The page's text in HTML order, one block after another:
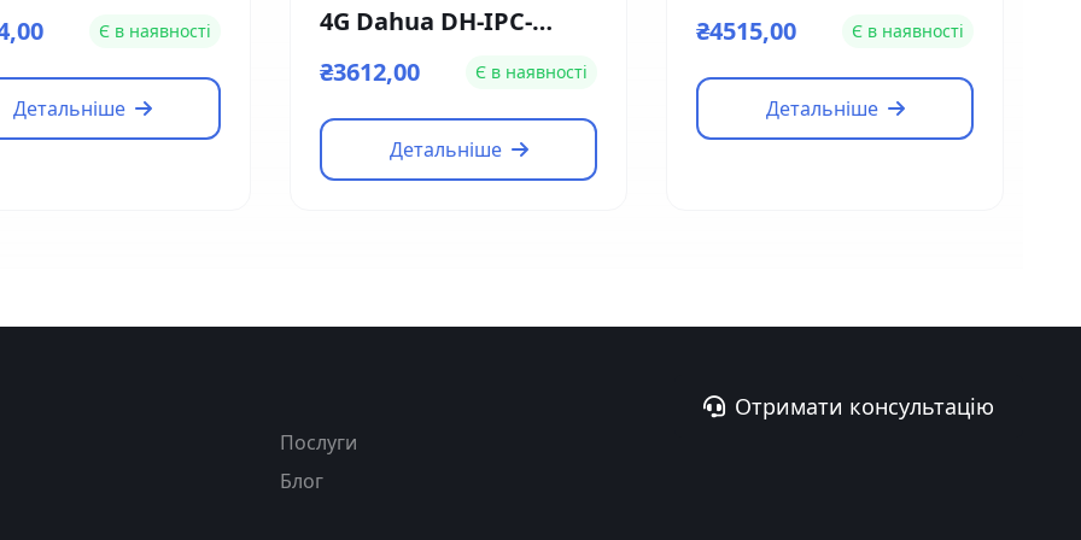
Є в наявності
Детальніше
4G Dahua DH-IPC-
EU-B (2.8мм)
₴3612,00 Є в наявності
Детальніше
2CD2126G1-IS (2.8мм)
₴4515,00 Є в наявності
Детальніше
Послуги
Блог
Отримати консультацію